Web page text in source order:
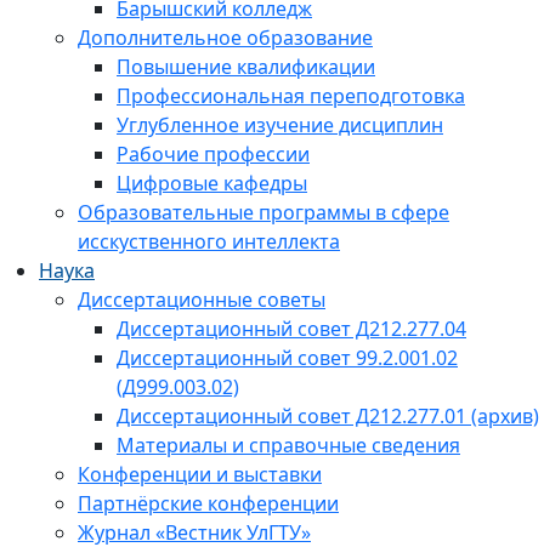
Барышский колледж
Дополнительное образование
Повышение квалификации
Профессиональная переподготовка
Углубленное изучение дисциплин
Рабочие профессии
Цифровые кафедры
Образовательные программы в сфере
исскуственного интеллекта
Наука
Диссертационные советы
Диссертационный совет Д212.277.04
Диссертационный совет 99.2.001.02
(Д999.003.02)
Диссертационный совет Д212.277.01 (архив)
Материалы и справочные сведения
Конференции и выставки
Партнёрские конференции
Журнал «Вестник УлГТУ»